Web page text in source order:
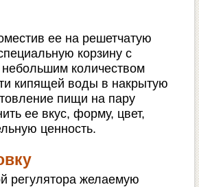
ее на решетчатую
корзину с
количеством
кипящей воды в накрытую
пищи на пару
ее вкус, форму, цвет,
ценность.
регулятора желаемую